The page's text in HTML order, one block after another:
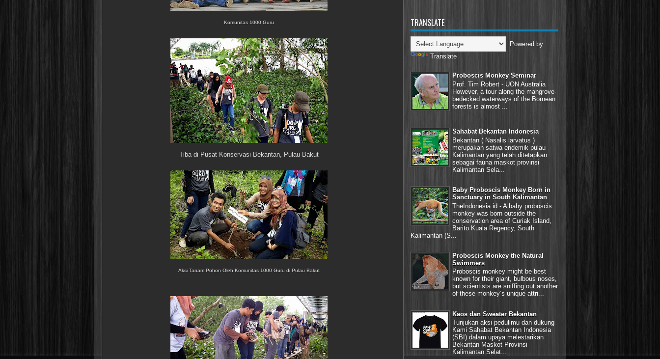
Komunitas 1000 Guru
Tiba di Pusat Konservasi Bekantan, Pulau Bakut
Aksi Tanam Pohon Oleh Komunitas 1000 Guru di Pulau Bakut
TRANSLATE
Powered by
Translate
Proboscis Monkey Seminar
Prof. Tim Robert - UON Australia
However, a tour along the mangrove-
bedecked waterways of the Bornean
forests is almost ...
Sahabat Bekantan Indonesia
Bekantan ( Nasalis larvatus )
merupakan satwa endemik pulau
Kalimantan yang telah ditetapkan
sebagai fauna maskot provinsi
Kalimantan Sela...
Baby Proboscis Monkey Born in
Sanctuary in South Kalimantan
TheIndonesia.id - A baby proboscis
monkey was born outside the
conservation area of Curiak Island,
Barito Kuala Regency, South
Kalimantan (S...
Proboscis Monkey the Natural
Swimmers
Proboscis monkey might be best
known for their giant, bulbous noses,
but scientists are sniffing out another
of these monkey’s unique attri...
Kaos dan Sweater Bekantan
Tunjukan aksi pedulimu dan dukung
Kami Sahabat Bekantan Indonesia
(SBI) dalam upaya melestarikan
Bekantan Maskot Provinsi
Kalimantan Selat...